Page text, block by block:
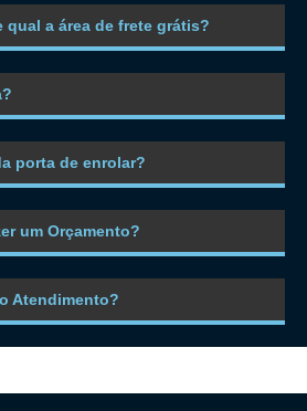
qual a área de frete grátis?
porta de enrolar?
um Orçamento?
Atendimento?